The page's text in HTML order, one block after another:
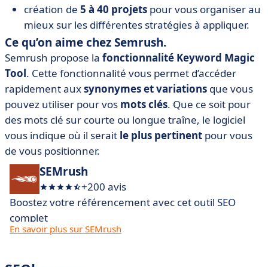
création de 5 à 40 projets pour vous organiser au
mieux sur les différentes stratégies à appliquer.
Ce qu’on aime chez Semrush.
Semrush propose la fonctionnalité Keyword Magic
Tool. Cette fonctionnalité vous permet d’accéder
rapidement auxsynonymes et variations que vous
pouvez utiliser pour vos mots clés. Que ce soit pour
des mots clé sur courte ou longue traîne, le logiciel
vous indique où il serait le plus pertinent pour vous
de vous positionner.
SEMrush
+200 avis
Boostez votre référencement avec cet outil SEO
complet
En savoir plus sur SEMrush